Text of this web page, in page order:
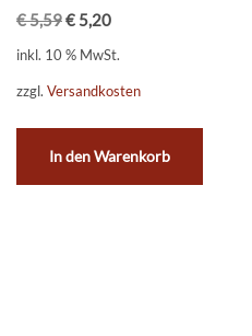
€5,59€ 5,20
inkl. 10 % MwSt.
zzgl. Versandkosten
In den Warenkorb